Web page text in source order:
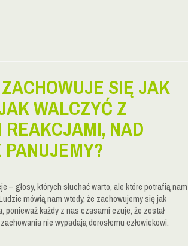
SIĘ JAK
WALCZYĆ Z
REAKCJAMI, NAD
– głosy, których słuchać warto, ale które potrafią nam
mówią nam wtedy, że zachowujemy się jak
każdy z nas czasami czuje, że został
nie wypadają dorosłemu człowiekowi.